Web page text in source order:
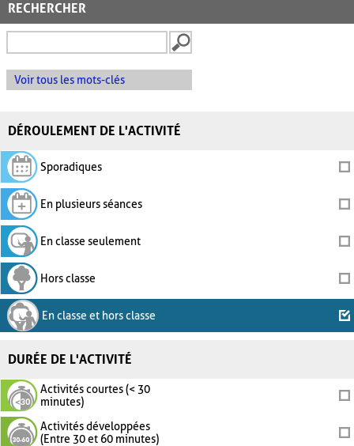
RECHERCHER
Voir tous les mots-clés
DÉROULEMENT DE L'ACTIVITÉ
Sporadiques
En plusieurs séances
En classe seulement
Hors classe
En classe et hors classe
DURÉE DE L'ACTIVITÉ
Activités courtes (< 30
minutes)
Activités développées
(Entre 30 et 60 minutes)